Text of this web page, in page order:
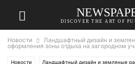
DISCOVER THE ART OF
Новости Ландшафтный дизайн и
оформления зоны отдыха на загородном
Новости Ландшафтный дизайн и земляные